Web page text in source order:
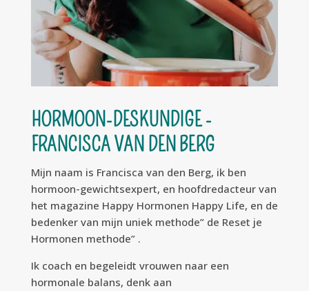
HORMOON-DESKUNDIGE -
FRANCISCA VAN DEN BERG
Mijn naam is Francisca van den Berg, ik ben
hormoon-gewichtsexpert, en hoofdredacteur van
het magazine Happy Hormonen Happy Life, en de
bedenker van mijn uniek methode” de Reset je
Hormonen methode” .
Ik coach en begeleidt vrouwen naar een
hormonale balans, denk aan